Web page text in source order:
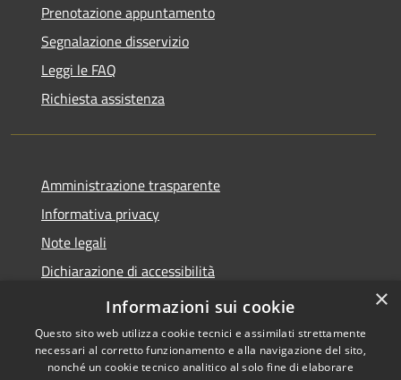
Prenotazione appuntamento
Segnalazione disservizio
Leggi le FAQ
Richiesta assistenza
Amministrazione trasparente
Informativa privacy
Note legali
Dichiarazione di accessibilità
Link app municipium
×
Informazioni sui cookie
Questo sito web utilizza cookie tecnici e assimilati strettamente
necessari al corretto funzionamento e alla navigazione del sito,
nonché un cookie tecnico analitico al solo fine di elaborare